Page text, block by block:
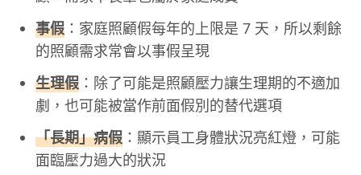
事假 ：家庭照顧假每年的上限是 7 天，所以剩餘
的照顧需求常會以事假呈現
生理假 ：除了可能是照顧壓力讓生理期的不適加
劇，也可能被當作前面假別的替代選項
「長期」病假 ：顯示員工身體狀況亮紅燈，可能
面臨壓力過大的狀況